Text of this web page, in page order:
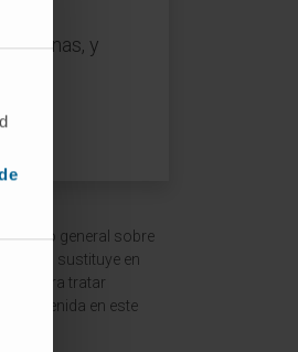
y
ha
general sobre
y no sustituye en
para tratar
contenida en este